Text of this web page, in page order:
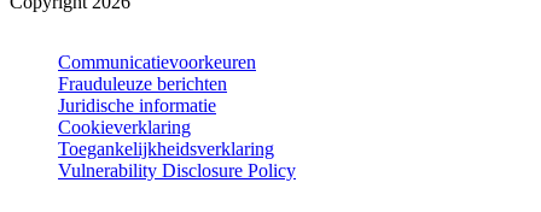
Communicatievoorkeuren
Frauduleuze berichten
Juridische informatie
Cookieverklaring
Toegankelijkheidsverklaring
Vulnerability Disclosure Policy